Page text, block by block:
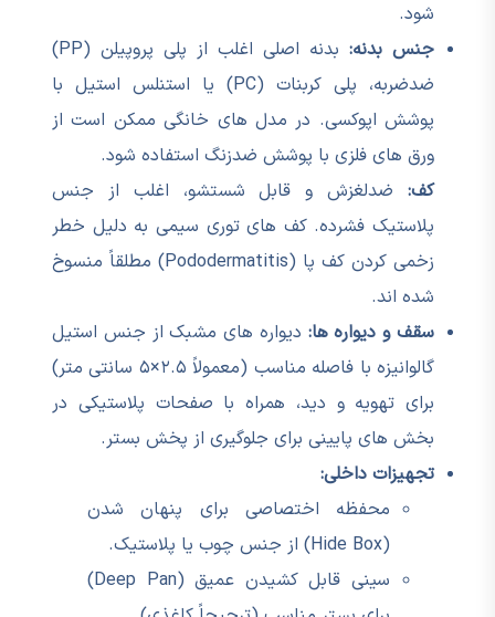
شود.
جنس بدنه:
بدنه اصلی اغلب از پلی پروپیلن (PP)
ضدضربه، پلی کربنات (PC) یا استنلس استیل با
پوشش اپوکسی. در مدل های خانگی ممکن است از
ورق های فلزی با پوشش ضدزنگ استفاده شود.
کف: ضدلغزش و قابل شستشو، اغلب از جنس
پلاستیک فشرده. کف های توری سیمی به دلیل خطر
زخمی کردن کف پا (Pododermatitis) مطلقاً منسوخ
شده اند.
سقف و دیواره ها: دیواره های مشبک از جنس استیل
گالوانیزه با فاصله مناسب (معمولاً ۲.۵×۵ سانتی متر)
برای تهویه و دید، همراه با صفحات پلاستیکی در
بخش های پایینی برای جلوگیری از پخش بستر.
تجهیزات داخلی:
محفظه اختصاصی برای پنهان شدن
(Hide Box) از جنس چوب یا پلاستیک.
سینی قابل کشیدن عمیق (Deep Pan)